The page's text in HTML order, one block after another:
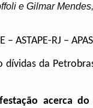
e Gilmar
– ASTAPE-RJ –
dívidas da
acerca